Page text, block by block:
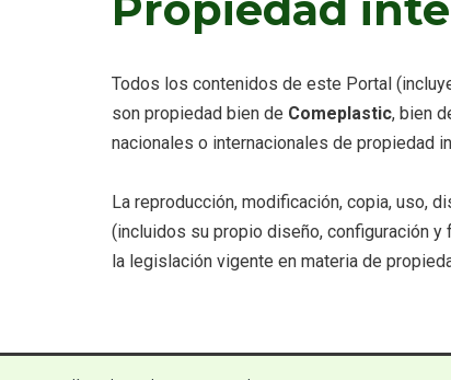
Todos los contenidos de este Portal
son propiedad bien de Comeplastic, bien
nacionales o internacionales de propiedad
La reproducción, modificación, copia, uso,
(incluidos su propio diseño, configuración
la legislación vigente en materia de